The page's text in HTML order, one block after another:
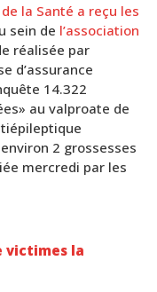
la Santé a reçu les
sein de l’association
réalisée par
d’assurance
14.322
au valproate de
2 grossesses
mercredi par les
victimes la